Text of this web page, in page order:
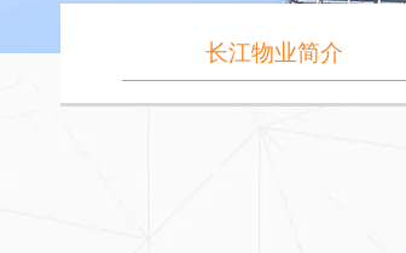
长江物业简介